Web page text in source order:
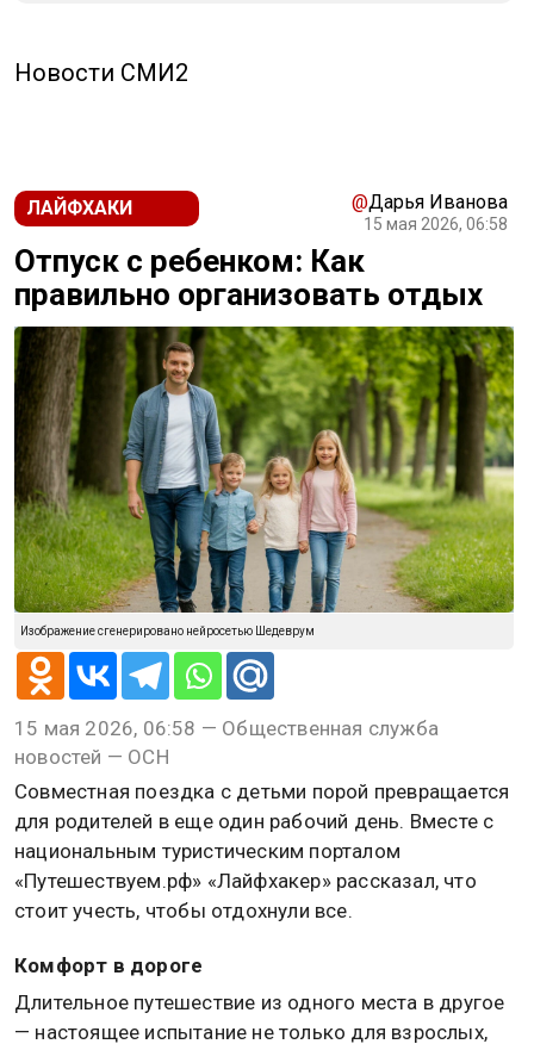
Новости СМИ2
ЛАЙФХАКИ @Дарья Иванова
15 мая 2026, 06:58
Отпуск с ребенком: Как
правильно организовать отдых
Изображение сгенерировано нейросетью Шедеврум
15 мая 2026, 06:58 — Общественная служба
новостей — ОСН
Совместная поездка с детьми порой превращается
для родителей в еще один рабочий день. Вместе с
национальным туристическим порталом
«Путешествуем.рф» «Лайфхакер» рассказал, что
стоит учесть, чтобы отдохнули все.
Комфорт в дороге
Длительное путешествие из одного места в другое
— настоящее испытание не только для взрослых,